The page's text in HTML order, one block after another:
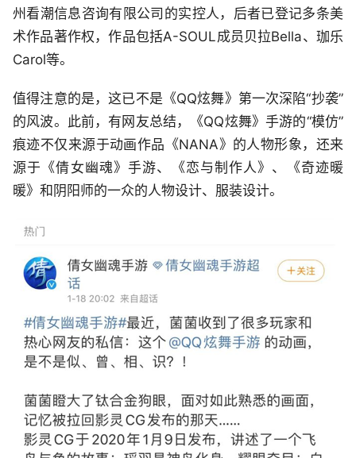
州看潮信息咨询有限公司的实控人，后者已登记多条美
术作品著作权，作品包括A-SOUL成员贝拉Bella、珈乐
Carol等。
值得注意的是，这已不是《QQ炫舞》第一次深陷“抄袭”
的风波。此前，有网友总结，《QQ炫舞》手游的“模仿”
痕迹不仅来源于动画作品《NANA》的人物形象，还来
源于《倩女幽魂》手游、《恋与制作人》、《奇迹暖
暖》和阴阳师的一众的人物设计、服装设计。